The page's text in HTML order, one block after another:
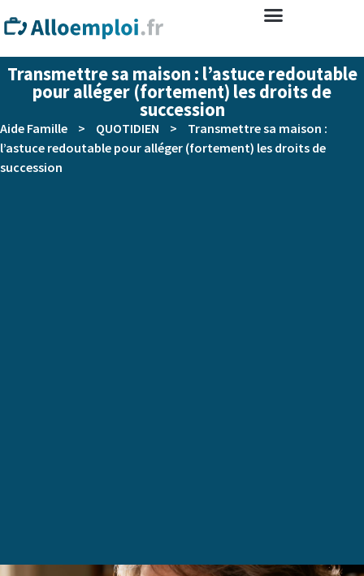
Transmettre sa maison : l’astuce redoutable
pour alléger (fortement) les droits de
succession
Aide Famille > QUOTIDIEN >
Transmettre sa maison :
l’astuce redoutable pour alléger (fortement) les droits de
succession